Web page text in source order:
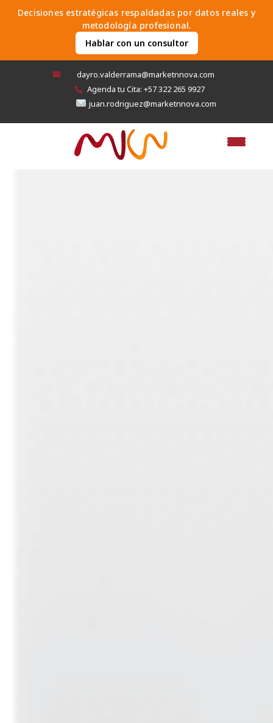
SkipDecisiones estratégicas respaldadas por datos reales y
metodología profesional.
Hablar con un consultor
dayro.valderrama@marketnnova.com
Agenda tu Cita: +57 322 265 9927
juan.rodriguez@marketnnova.com